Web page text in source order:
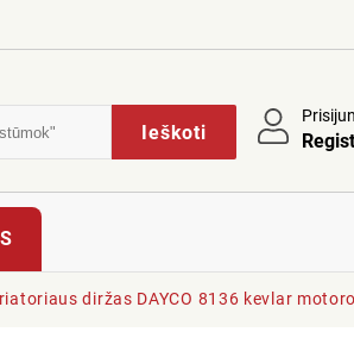
Ieškoti
diržas DAYCO 8136 kevlar